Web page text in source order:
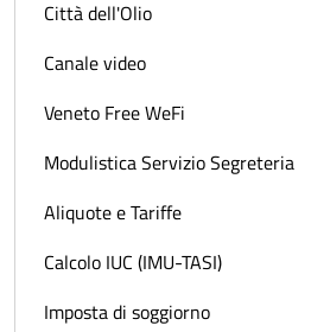
Città dell'Olio
Canale video
Veneto Free WeFi
Modulistica Servizio Segreteria
Aliquote e Tariffe
Calcolo IUC (IMU-TASI)
Imposta di soggiorno